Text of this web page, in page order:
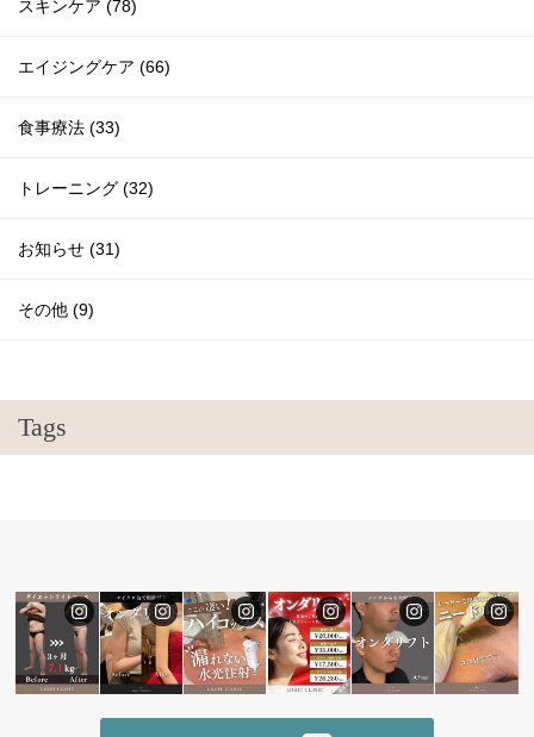
スキンケア (78)
エイジングケア (66)
食事療法 (33)
トレーニング (32)
お知らせ (31)
その他 (9)
Tags